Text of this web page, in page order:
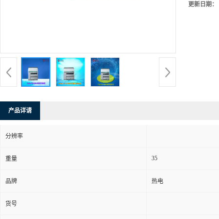
更新日期：
产品详请
分辨率
重量 35
品牌 热电
货号